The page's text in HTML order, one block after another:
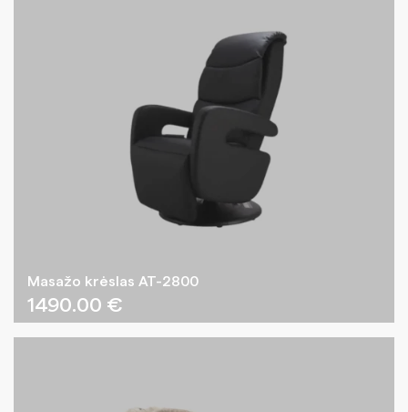
Masažo krėslas AT-2800
1490.00 €